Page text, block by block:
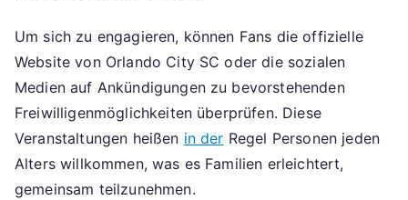
Um sich zu engagieren, können Fans die offizielle
Website von Orlando City SC oder die sozialen
Medien auf Ankündigungen zu bevorstehenden
Freiwilligenmöglichkeiten überprüfen. Diese
Veranstaltungen heißen in der Regel Personen jeden
Alters willkommen, was es Familien erleichtert,
gemeinsam teilzunehmen.